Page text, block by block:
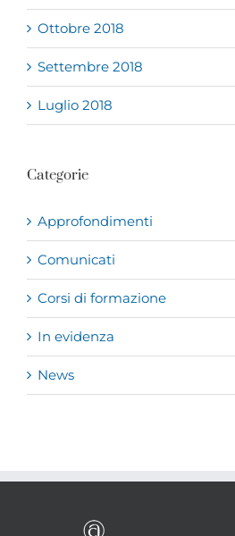
Ottobre 2018
Settembre 2018
Luglio 2018
Categorie
Approfondimenti
Comunicati
Corsi di formazione
In evidenza
News